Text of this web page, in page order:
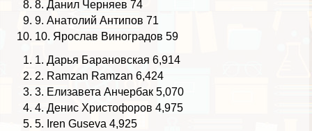
8. Данил Черняев 74
9. Анатолий Антипов 71
10. Ярослав Виноградов 59
1. Дарья Бapaновская 6,914
2. Ramzan Ramzan 6,424
3. Елизавета Анчербак 5,070
4. Денис Христофоров 4,975
5. Iren Guseva 4,925